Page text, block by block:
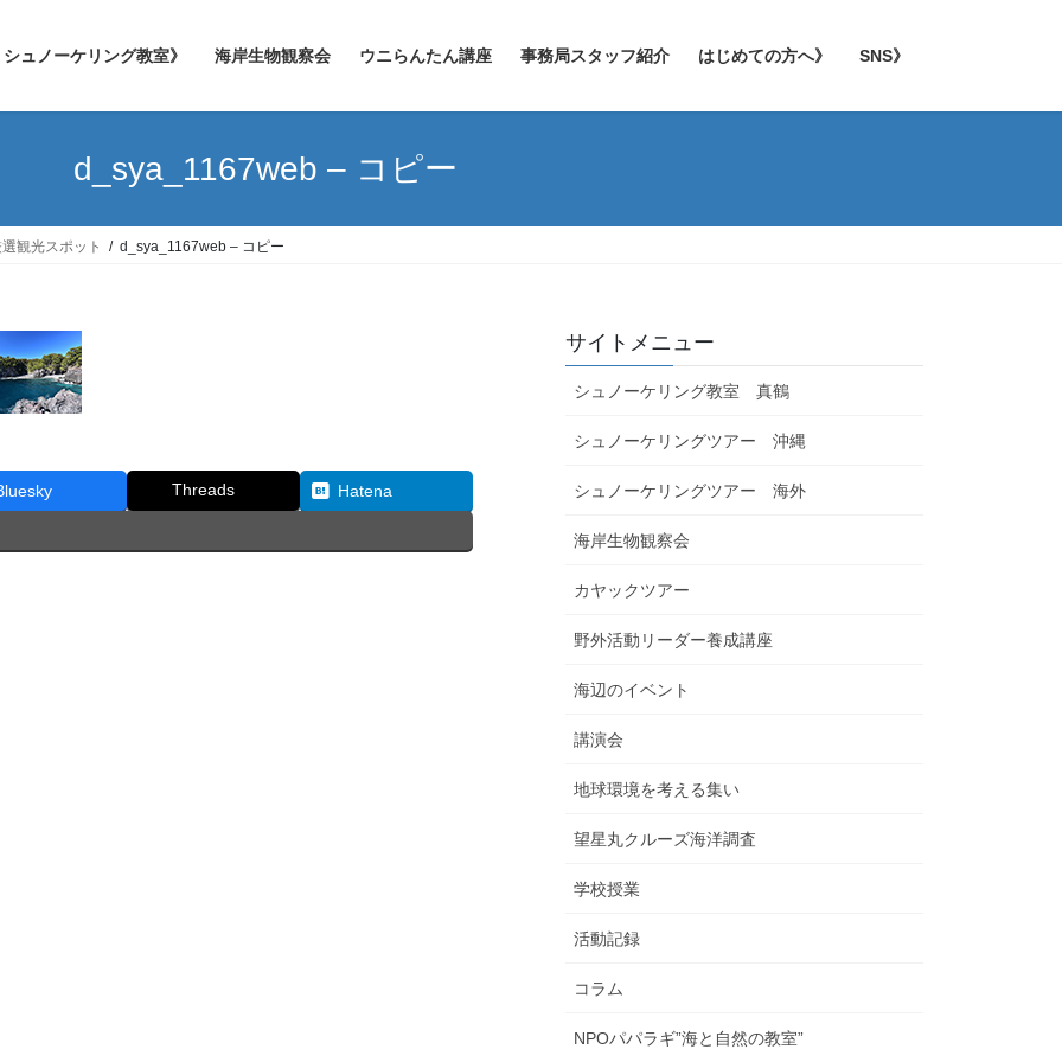
シュノーケリング教室》 海岸生物観察会 ウニらんたん講座 事務局スタッフ紹介 はじめての方へ》 SNS》
d_sya_1167web – コピー
観光スポット d_sya_1167web – コピー
Threads Hatena
サイトメニュー
シュノーケリング教室 真鶴
シュノーケリングツアー 沖縄
シュノーケリングツアー 海外
海岸生物観察会
カヤックツアー
野外活動リーダー養成講座
海辺のイベント
講演会
地球環境を考える集い
望星丸クルーズ海洋調査
学校授業
活動記録
コラム
NPOパパラギ”海と自然の教室”